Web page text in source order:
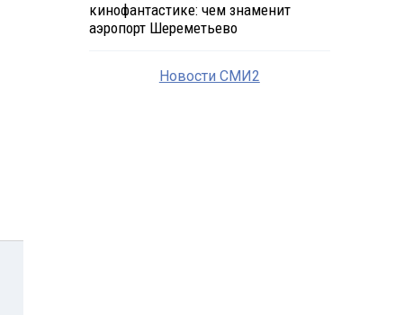
кинофантастике: чем знаменит
аэропорт Шереметьево
Новости СМИ2